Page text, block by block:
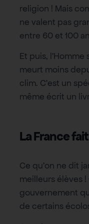
religion ! Mais
ne valent pas
entre 60 et 100
Et puis,
meurt moins
clim. C’est un
même écrit un
La France
Ce qu’on ne dit
meilleurs élèves
gouvernement
de certains